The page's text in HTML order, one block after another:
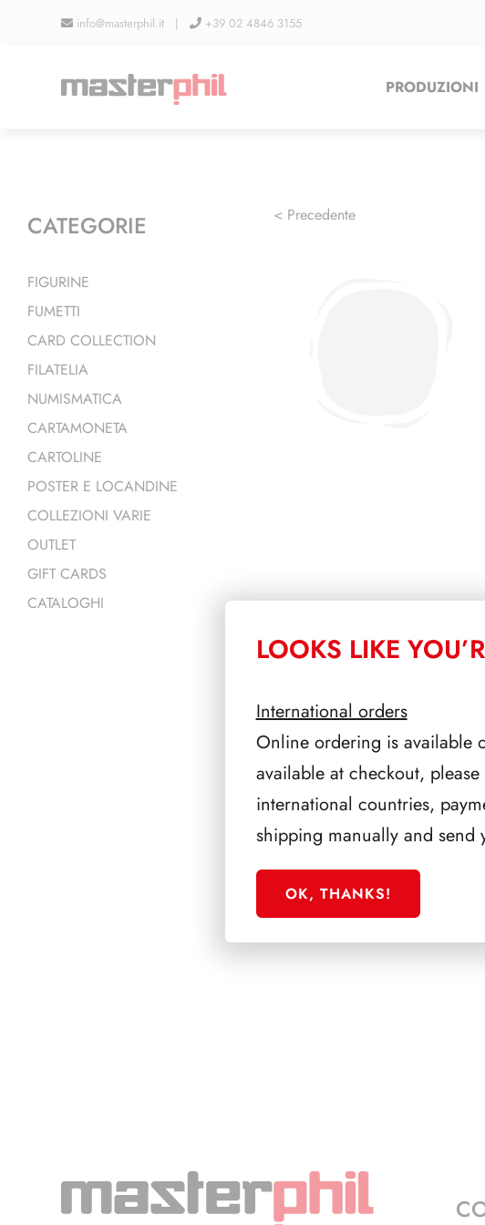
info@masterphil.it | +39 02 4846 3155
PRODUZIONI
< Precedente
PRODOTTI
SFORZESCO ITALIA 1994
PAGINE 5
CATEGORIE
FIGURINE
FUMETTI
CARD COLLECTION
FILATELIA
NUMISMATICA
CARTAMONETA
CARTOLINE
POSTER E LOCANDINE
COLLEZIONI VARIE
OUTLET
GIFT CARDS
CATALOGHI
LOOKS LIKE
International orders
Online ordering is available
available at checkout,
international countries,
shipping manually and send
OK, THANKS!